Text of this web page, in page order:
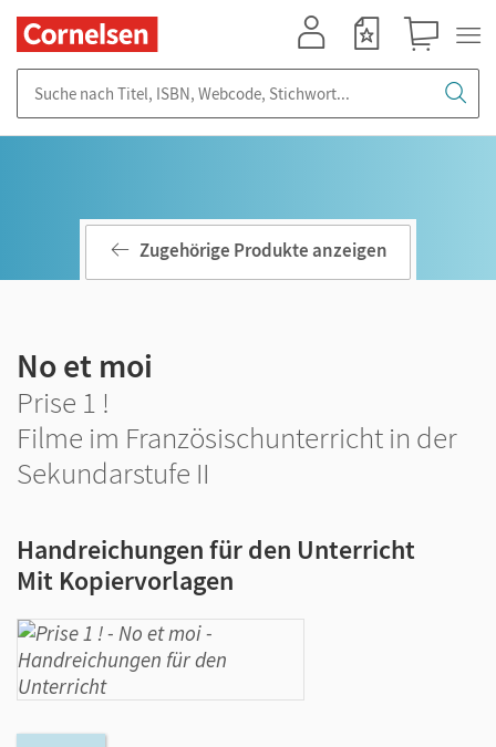
Zugehörige Produkte anzeigen
No et moi
Prise 1 !
Filme im Französischunterricht in der
Sekundarstufe II
Handreichungen für den Unterricht
Mit Kopiervorlagen